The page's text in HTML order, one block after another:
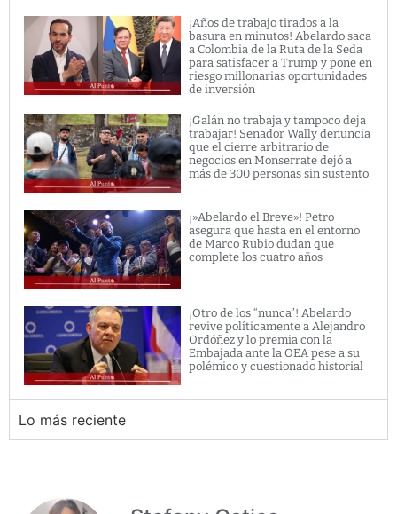
¡Años de trabajo tirados a la
basura en minutos! Abelardo saca
a Colombia de la Ruta de la Seda
para satisfacer a Trump y pone en
riesgo millonarias oportunidades
de inversión
¡Galán no trabaja y tampoco deja
trabajar! Senador Wally denuncia
que el cierre arbitrario de
negocios en Monserrate dejó a
más de 300 personas sin sustento
¡»Abelardo el Breve»! Petro
asegura que hasta en el entorno
de Marco Rubio dudan que
complete los cuatro años
¡Otro de los “nunca”! Abelardo
revive políticamente a Alejandro
Ordóñez y lo premia con la
Embajada ante la OEA pese a su
polémico y cuestionado historial
Lo más reciente